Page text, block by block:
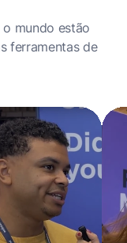
mundo estão
ferramentas de